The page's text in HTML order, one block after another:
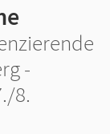
-
8.